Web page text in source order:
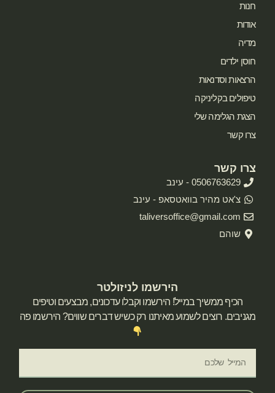
חנות
אודות
מדיה
חוסן ילדים
הרצאות וסדנאות
טיפולים בקליניקה
הצגת הגלימה שלי
צרו קשר
צרו קשר
0506763629 - עינב
צ'אט מהיר בוואטסאפ - עינב
taliversoffice@gmail.com
שוהם
הירשמו לניזולטר
הכיף ממשיך במייל! הירשמו וקבלו עדכונים, מבצעים וטיפים
מגניבים. רוצים לשמוע מאיתנו רק כשיש דברים שווים? הירשמו פה